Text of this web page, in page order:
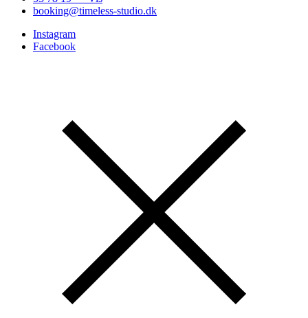
booking@timeless-studio.dk
Instagram
Facebook